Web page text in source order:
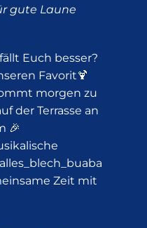
gute Laune
Euch besser?
Favorit🍹
morgen zu
der Terrasse an
🎉
Zeit mit